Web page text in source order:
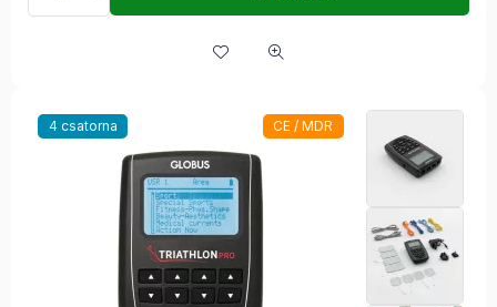
4 csatorna CE / MDR